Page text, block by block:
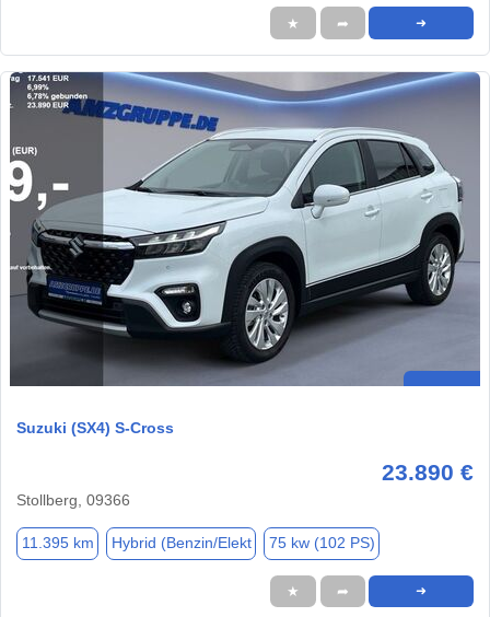
★ ➦ ➜
Suzuki (SX4) S-Cross
23.890 €
Stollberg, 09366
11.395 km Hybrid (Benzin/Elekt 75 kw (102 PS)
★ ➦ ➜